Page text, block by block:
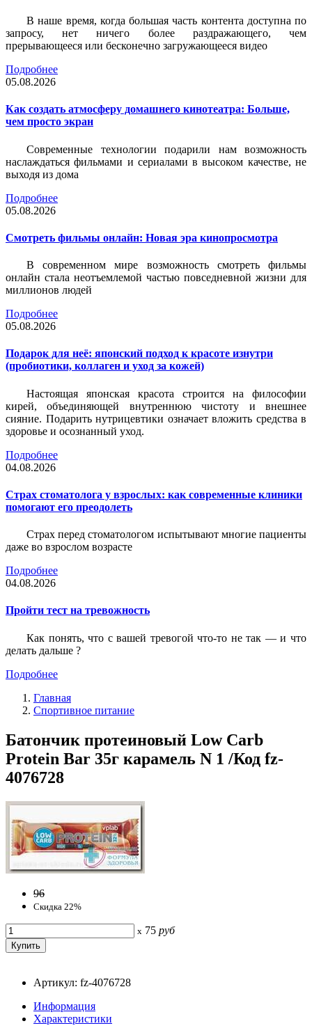
В наше время, когда большая часть контента доступна по
запросу, нет ничего более раздражающего, чем
прерывающееся или бесконечно загружающееся видео
Подробнее
05.08.2026
Как создать атмосферу домашнего кинотеатра: Больше,
чем просто экран
Современные технологии подарили нам возможность
наслаждаться фильмами и сериалами в высоком качестве, не
выходя из дома
Подробнее
05.08.2026
Смотреть фильмы онлайн: Новая эра кинопросмотра
В современном мире возможность смотреть фильмы
онлайн стала неотъемлемой частью повседневной жизни для
миллионов людей
Подробнее
05.08.2026
Подарок для неё: японский подход к красоте изнутри
(пробиотики, коллаген и уход за кожей)
Настоящая японская красота строится на философии
кирей, объединяющей внутреннюю чистоту и внешнее
сияние. Подарить нутрицевтики означает вложить средства в
здоровье и осознанный уход.
Подробнее
04.08.2026
Страх стоматолога у взрослых: как современные клиники
помогают его преодолеть
Страх перед стоматологом испытывают многие пациенты
даже во взрослом возрасте
Подробнее
04.08.2026
Пройти тест на тревожность
Как понять, что с вашей тревогой что-то не так — и что
делать дальше ?
Подробнее
Главная
Спортивное питание
Батончик протеиновый Low Carb
Protein Bar 35г карамель N 1 /Код fz-
4076728
96
Скидка 22%
x 75 руб
Артикул: fz-4076728
Информация
Характеристики